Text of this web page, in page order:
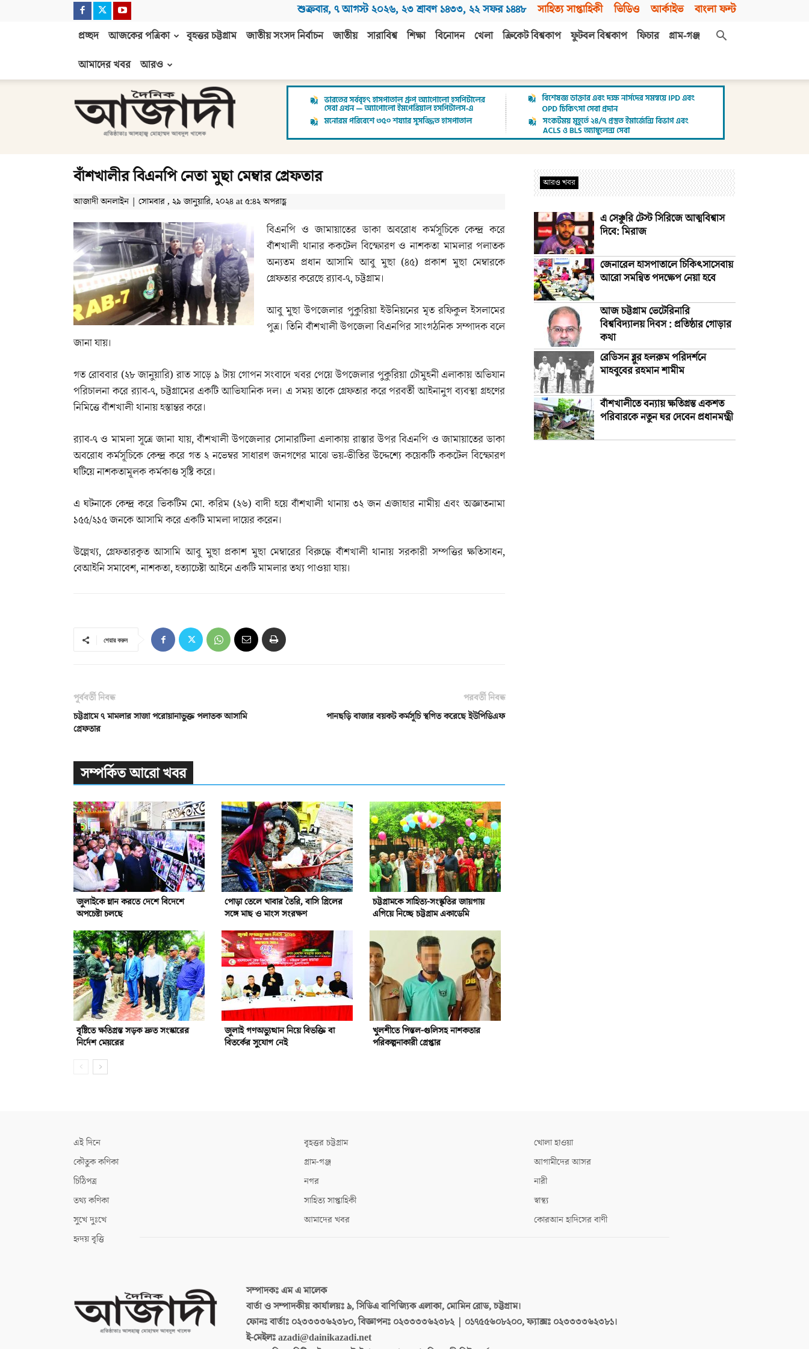
শুক্রবার, ৭ আগস্ট ২০২৬, ২৩ শ্রাবণ ১৪৩৩, ২২ সফর ১৪৪৮ সাহিত্য সাপ্তাহিকী ভিডিও আর্কাইভ বাংলা ফন্ট
প্রচ্ছদ আজকের পত্রিকা বৃহত্তর চট্টগ্রাম জাতীয় সংসদ নির্বাচন জাতীয় সারাবিশ্ব শিক্ষা বিনোদন খেলা ক্রিকেট বিশ্বকাপ ফুটবল বিশ্বকাপ ফিচার
গ্রাম-গঞ্জ
আমাদের খবর
আরও
আজাদী
বাঁশখালীর বিএনপি নেতা মুছা মেম্বার গ্রেফতার
আজাদী অনলাইন | সোমবার , ২৯ জানুয়ারি, ২০২৪ at ৫:৪২ অপরাহ্ণ
বিএনপি ও জামায়াতের ডাকা অবরোধ কর্মসূচিকে কেন্দ্র করে
বাঁশখালী থানার ককটেল বিস্ফোরণ ও নাশকতা মামলার পলাতক
অন্যতম প্রধান আসামি আবু মুছা (৪৫) প্রকাশ মুছা মেম্বারকে
গ্রেফতার করেছে র‌্যাব-৭, চট্টগ্রাম।
আবু মুছা উপজেলার পুকুরিয়া ইউনিয়নের মৃত রফিকুল ইসলামের
পুত্র। তিনি বাঁশখালী উপজেলা বিএনপির সাংগঠনিক সম্পাদক বলে
জানা যায়।
গত রোববার (২৮ জানুয়ারি) রাত সাড়ে ৯ টায় গোপন সংবাদে খবর পেয়ে উপজেলার পুকুরিয়া চৌমুহনী এলাকায় অভিযান
পরিচালনা করে র‌্যাব-৭, চট্টগ্রামের একটি আভিযানিক দল। এ সময় তাকে গ্রেফতার করে পরবর্তী আইনানুগ ব্যবস্থা গ্রহণের
নিমিত্তে বাঁশখালী থানায় হস্তান্তর করে।
র‌্যাব-৭ ও মামলা সূত্রে জানা যায়, বাঁশখালী উপজেলার সোনারটিলা এলাকায় রাস্তার উপর বিএনপি ও জামায়াতের ডাকা
অবরোধ কর্মসূচিকে কেন্দ্র করে গত ২ নভেম্বর সাধারণ জনগণের মাঝে ভয়-ভীতির উদ্দেশ্যে কয়েকটি ককটেল বিস্ফোরণ
ঘটিয়ে নাশকতামূলক কর্মকাণ্ড সৃষ্টি করে।
এ ঘটনাকে কেন্দ্র করে ভিকটিম মো. করিম (২৬) বাদী হয়ে বাঁশখালী থানায় ৩২ জন এজাহার নামীয় এবং অজ্ঞাতনামা
১৫৫/২১৫ জনকে আসামি করে একটি মামলা দায়ের করেন।
উল্লেখ্য, গ্রেফতারকৃত আসামি আবু মুছা প্রকাশ মুছা মেম্বারের বিরুদ্ধে বাঁশখালী থানায় সরকারী সম্পত্তির ক্ষতিসাধন,
বেআইনি সমাবেশ, নাশকতা, হত্যাচেষ্টা আইনে একটি মামলার তথ্য পাওয়া যায়।
শেয়ার করুন
পূর্ববর্তী নিবন্ধ
চট্টগ্রামে ৭ মামলার সাজা পরোয়ানাভুক্ত পলাতক আসামি
গ্রেফতার
পরবর্তী নিবন্ধ
পানছড়ি বাজার বয়কট কর্মসূচি স্থগিত করেছে ইউপিডিএফ
সম্পর্কিত আরো খবর
জুলাইকে ম্লান করতে দেশে বিদেশে
অপচেষ্টা চলছে
পোড়া তেলে খাবার তৈরি, বাসি গ্রিলের
সঙ্গে মাছ ও মাংস সংরক্ষণ
চট্টগ্রামকে সাহিত্য-সংস্কৃতির জায়গায়
এগিয়ে নিচ্ছে চট্টগ্রাম একাডেমি
বৃষ্টিতে ক্ষতিগ্রস্ত সড়ক দ্রুত সংস্কারের
নির্দেশ মেয়রের
জুলাই গণঅভ্যুত্থান নিয়ে বিভক্তি বা
বিতর্কের সুযোগ নেই
খুলশীতে পিস্তল-গুলিসহ নাশকতার
পরিকল্পনাকারী গ্রেপ্তার
আরও খবর
এ সেঞ্চুরি টেস্ট সিরিজে আত্মবিশ্বাস
দিবে: মিরাজ
জেনারেল হাসপাতালে চিকিৎসাসেবায়
আরো সমন্বিত পদক্ষেপ নেয়া হবে
আজ চট্টগ্রাম ভেটেরিনারি
বিশ্ববিদ্যালয় দিবস : প্রতিষ্ঠার গোড়ার
কথা
রেডিসন ব্লুর হলরুম পরিদর্শনে
মাহবুবের রহমান শামীম
বাঁশখালীতে বন্যায় ক্ষতিগ্রস্ত একশত
পরিবারকে নতুন ঘর দেবেন প্রধানমন্ত্রী
এই দিনে
কৌতুক কণিকা
চিঠিপত্র
তথ্য কণিকা
সুখে দুঃখে
হৃদয় বৃত্তি
বৃহত্তর চট্টগ্রাম
গ্রাম-গঞ্জ
নগর
সাহিত্য সাপ্তাহিকী
আমাদের খবর
খোলা হাওয়া
আগামীদের আসর
নারী
স্বাস্থ্য
কোরআন হাদিসের বাণী
সম্পাদকঃএম এ মালেক
বার্তা ও সম্পাদকীয় কার্যালয়ঃ৯, সিডিএ বাণিজ্যিক এলাকা, মোমিন রোড, চট্টগ্রাম।
ফোনঃ বার্তাঃ ০২৩৩৩৩৬২৩৮০, বিজ্ঞাপনঃ ০২৩৩৩৩৬২৩৮২ | ০১৭৫৫৬০৮২০০, ফ্যাক্সঃ ০২৩৩৩৩৬২৩৮১।
ই-মেইলঃazadi@dainikazadi.net